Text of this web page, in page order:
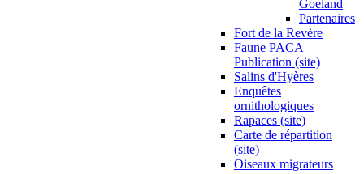
Goéland
Partenaires
Fort de la Revère
Faune PACA
Publication (site)
Salins d'Hyères
Enquêtes
ornithologiques
Rapaces (site)
Carte de répartition
(site)
Oiseaux migrateurs